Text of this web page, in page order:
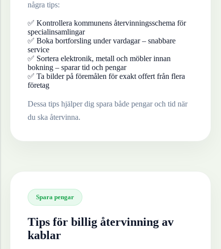
några tips:
✅ Kontrollera kommunens återvinningsschema för
specialinsamlingar
✅ Boka bortforsling under vardagar – snabbare
service
✅ Sortera elektronik, metall och möbler innan
bokning – sparar tid och pengar
✅ Ta bilder på föremålen för exakt offert från flera
företag
Dessa tips hjälper dig spara både pengar och tid när
du ska återvinna.
Spara pengar
Tips för billig återvinning av
kablar